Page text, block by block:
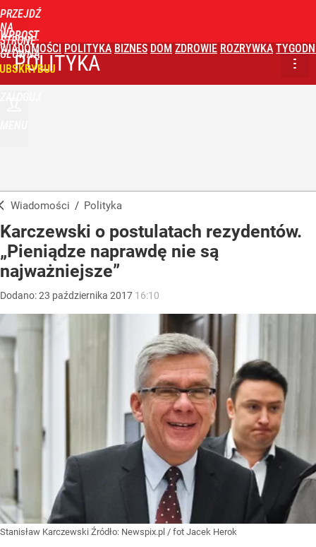
PRZEJDŹ
NA
STRONĘ
GŁÓWNĄ
WPROST
WIADOMOŚCI POLITYKA BIZNES DOM ZDROWIE ROZRYWKA
POLITYKA
Wiadomości / Polityka
Karczewski o postulatach rezydentów.
„Pieniądze naprawdę nie są
najważniejsze”
Dodano:23 października 2017 16:10
Stanisław Karczewski Źródło: Newspix.pl / fot Jacek Herok